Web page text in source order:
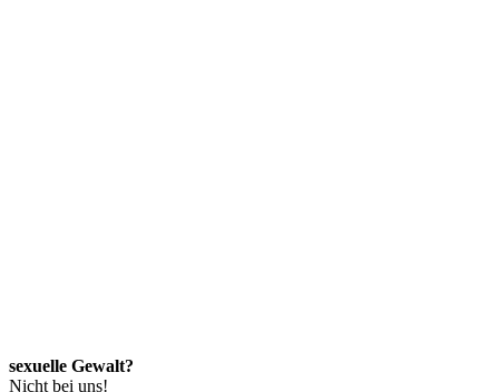
sexuelle Gewalt?
Nicht bei uns!